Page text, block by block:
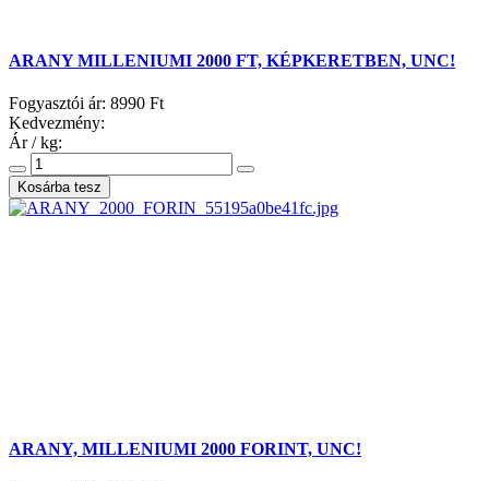
ARANY MILLENIUMI 2000 FT, KÉPKERETBEN, UNC!
Fogyasztói ár: 8990 Ft
Kedvezmény:
Ár / kg:
ARANY, MILLENIUMI 2000 FORINT, UNC!